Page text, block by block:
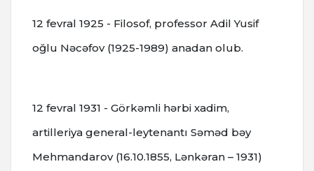
12 fevral 1925 - Filosof, professor Adil Yusif
oğlu Nəcəfov (1925-1989) anadan olub.
12 fevral 1931 - Görkəmli hərbi xadim,
artilleriya general-leytenantı Səməd bəy
Mehmandarov (16.10.1855, Lənkəran – 1931)